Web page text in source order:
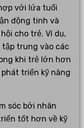
với lứa tuổi
động tinh và
cho trẻ. Ví dụ,
trung vào các
khi trẻ lớn hơn
triển kỹ năng
sóc bởi nhân
tốt hơn về kỹ